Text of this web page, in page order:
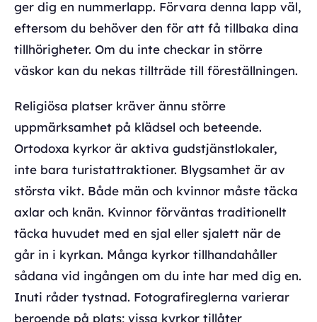
ger dig en nummerlapp. Förvara denna lapp väl,
eftersom du behöver den för att få tillbaka dina
tillhörigheter. Om du inte checkar in större
väskor kan du nekas tillträde till föreställningen.
Religiösa platser kräver ännu större
uppmärksamhet på klädsel och beteende.
Ortodoxa kyrkor är aktiva gudstjänstlokaler,
inte bara turistattraktioner. Blygsamhet är av
största vikt. Både män och kvinnor måste täcka
axlar och knän. Kvinnor förväntas traditionellt
täcka huvudet med en sjal eller sjalett när de
går in i kyrkan. Många kyrkor tillhandahåller
sådana vid ingången om du inte har med dig en.
Inuti råder tystnad. Fotografireglerna varierar
beroende på plats; vissa kyrkor tillåter